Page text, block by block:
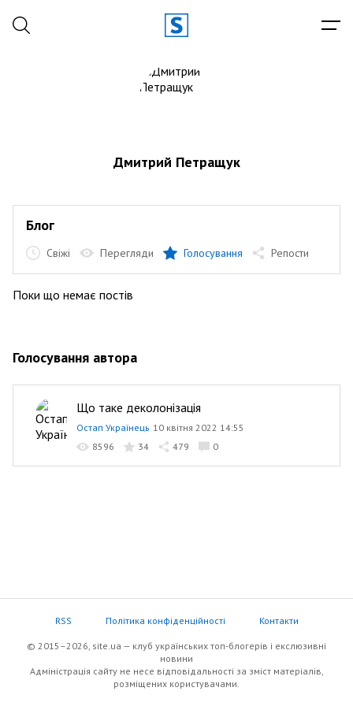
Дмитрий Петращук
Блог
Свіжі Перегляди Голосування Репости
Поки що немає постів
Голосування автора
Що таке деколонізація
Остап Українець 10 квітня 2022 14:55
8596
34 479 0
RSS Політика конфіденційності Контакти
© 2015–2026, site.ua — клуб українських топ-блогерів i екслюзивнi
новини
Адміністрація сайту не несе відповідальності за зміст матеріалів,
розміщених користувачами.